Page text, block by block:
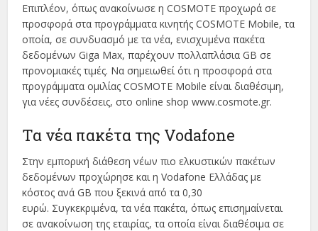
Επιπλέον, όπως ανακοίνωσε η COSMOTE προχωρά σε
προσφορά στα προγράμματα κινητής COSMOTE Mobile, τα
οποία, σε συνδυασμό με τα νέα, ενισχυμένα πακέτα
δεδομένων Giga Max, παρέχουν πολλαπλάσια GB σε
προνομιακές τιμές. Να σημειωθεί ότι η προσφορά στα
προγράμματα ομιλίας COSMOTE Mobile είναι διαθέσιμη,
για νέες συνδέσεις, στο online shop www.cosmote.gr.
Τα νέα πακέτα της Vodafone
Στην εμπορική διάθεση νέων πιο ελκυστικών πακέτων
δεδομένων προχώρησε και η Vodafone Ελλάδας με
κόστος ανά GB που ξεκινά από τα 0,30
ευρώ. Συγκεκριμένα, τα νέα πακέτα, όπως επισημαίνεται
σε ανακοίνωση της εταιρίας, τα οποία είναι διαθέσιμα σε